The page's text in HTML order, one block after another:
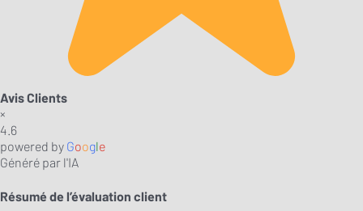
Avis Clients
×
4.6
powered by Google
Généré par l'IA
Résumé de l’évaluation client